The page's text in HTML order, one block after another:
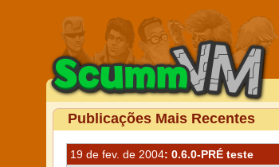
Publicações Mais Recentes
19 de fev. de 2004: 0.6.0-PRÉ teste